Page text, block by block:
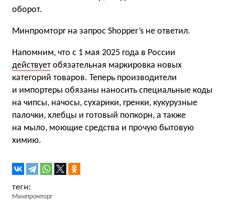
оборот.
Минпромторг на запрос Shopper’s не ответил.
Напомним, что с 1 мая 2025 года в России
действует обязательная маркировка новых
категорий товаров. Теперь производители
и импортеры обязаны наносить специальные коды
на чипсы, начосы, сухарики, гренки, кукурузные
палочки, хлебцы и готовый попкорн, а также
на мыло, моющие средства и прочую бытовую
химию.
Минпромторг